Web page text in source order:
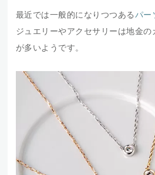
最近では一般的になりつつあるパー
ジュエリーやアクセサリーは地金の
が多いようです。